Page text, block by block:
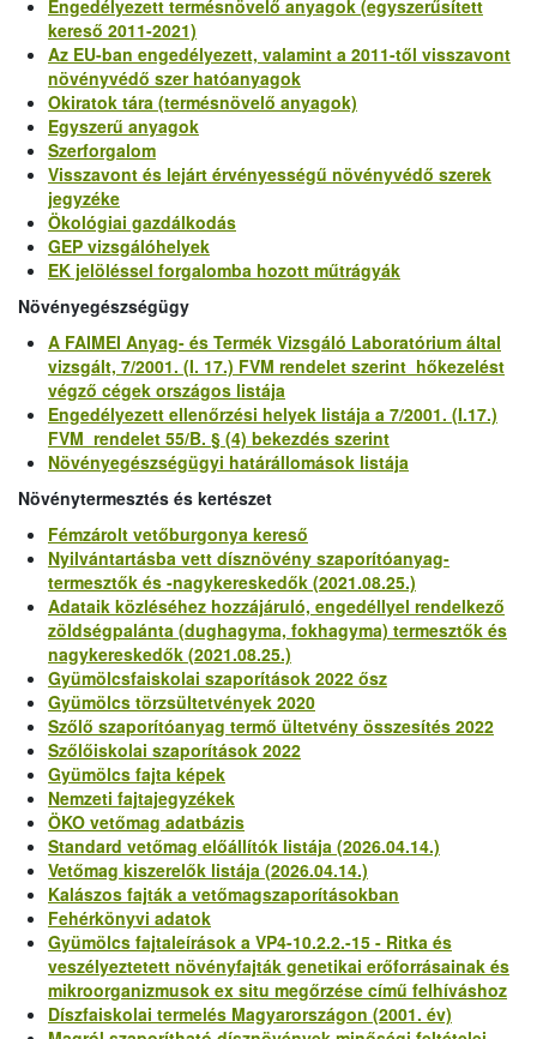
Engedélyezett termésnövelő anyagok (egyszerűsített
kereső 2011-2021)
Az EU-ban engedélyezett, valamint a 2011-től visszavont
növényvédő szer hatóanyagok
Okiratok tára (termésnövelő anyagok)
Egyszerű anyagok
Szerforgalom
Visszavont és lejárt érvényességű növényvédő szerek
jegyzéke
Ökológiai gazdálkodás
GEP vizsgálóhelyek
EK jelöléssel forgalomba hozott műtrágyák
Növényegészségügy
A FAIMEI Anyag- és Termék Vizsgáló Laboratórium által
vizsgált, 7/2001. (I. 17.) FVM rendelet szerint hőkezelést
végző cégek országos listája
Engedélyezett ellenőrzési helyek listája a 7/2001. (I.17.)
FVM rendelet 55/B. § (4) bekezdés szerint
Növényegészségügyi határállomások listája
Növénytermesztés és kertészet
Fémzárolt vetőburgonya kereső
Nyilvántartásba vett dísznövény szaporítóanyag-
termesztők és -nagykereskedők (2021.08.25.)
Adataik közléséhez hozzájáruló, engedéllyel rendelkező
zöldségpalánta (dughagyma, fokhagyma) termesztők és
nagykereskedők (2021.08.25.)
Gyümölcsfaiskolai szaporítások 2022 ősz
Gyümölcs törzsültetvények 2020
Szőlő szaporítóanyag termő ültetvény összesítés 2022
Szőlőiskolai szaporítások 2022
Gyümölcs fajta képek
Nemzeti fajtajegyzékek
ÖKO vetőmag adatbázis
Standard vetőmag előállítók listája (2026.04.14.)
Vetőmag kiszerelők listája (2026.04.14.)
Kalászos fajták a vetőmagszaporításokban
Fehérkönyvi adatok
Gyümölcs fajtaleírások a VP4-10.2.2.-15 - Ritka és
veszélyeztetett növényfajták genetikai erőforrásainak és
mikroorganizmusok ex situ megőrzése című felhíváshoz
Díszfaiskolai termelés Magyarországon (2001. év)